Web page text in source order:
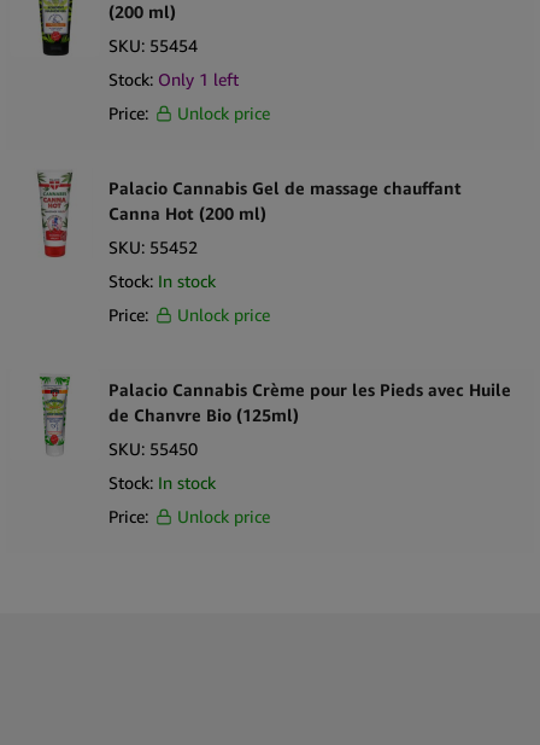
(200 ml)
SKU: 55454
Stock: Only 1 left
Price:
Unlock price
Palacio Cannabis Gel de massage chauffant
Canna Hot (200 ml)
SKU: 55452
Stock: In stock
Price:
Unlock price
Palacio Cannabis Crème pour les Pieds avec Huile
de Chanvre Bio (125ml)
SKU: 55450
Stock: In stock
Price:
Unlock price